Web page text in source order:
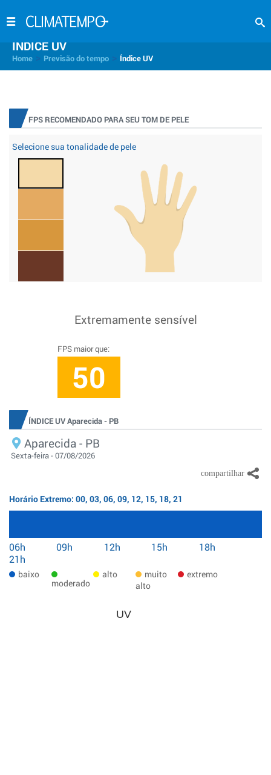
INDICE UV
Home Previsão do tempo Índice UV
FPS RECOMENDADO PARA SEU TOM DE PELE
Selecione sua tonalidade de pele
Extremamente sensível
FPS maior que:
50
ÍNDICE UV Aparecida - PB
Aparecida - PB
Sexta-feira - 07/08/2026
Horário Extremo: 00, 03, 06, 09, 12, 15, 18, 21
06h 09h 12h 15h
18h
21h
baixo
moderado
alto
muito
alto
extremo
UV